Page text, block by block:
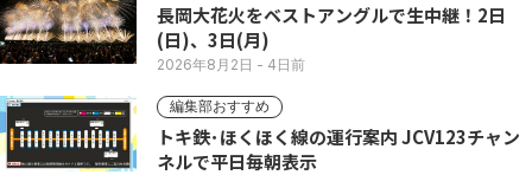
長岡大花火をベストアングルで生中継！2日
(日)、3日(月)
2026年8月2日 - 4日前
編集部おすすめ
トキ鉄･ほくほく線の運行案内 JCV123チャン
ネルで平日毎朝表示